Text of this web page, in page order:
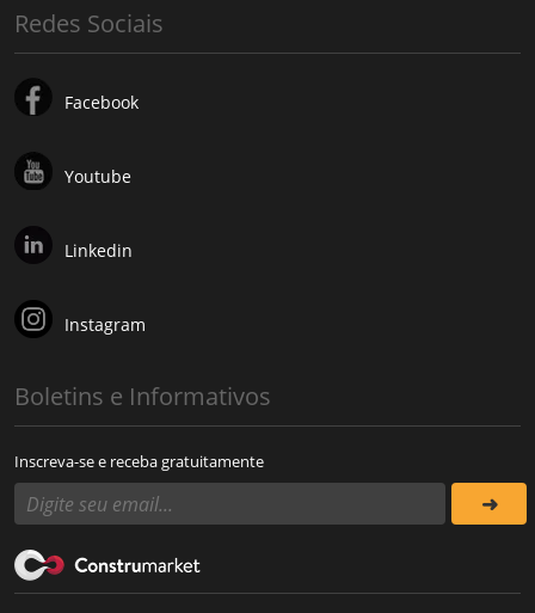
Redes Sociais
Facebook
Youtube
Linkedin
Instagram
Boletins e Informativos
Inscreva-se e receba gratuitamente